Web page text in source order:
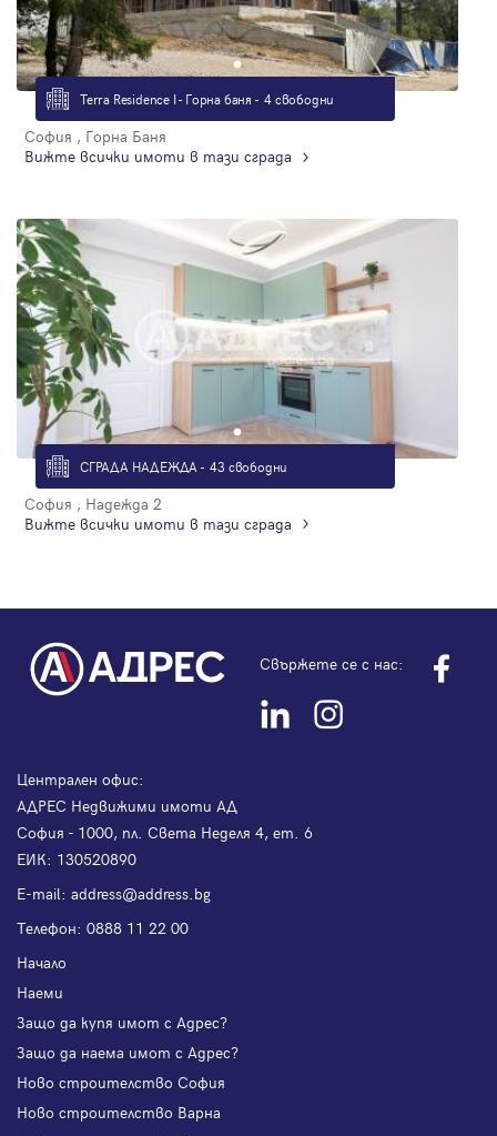
Terra Residence I - Горна баня - 4 свободни
София , Горна Баня
Вижте всички имоти в тази сграда
СГРАДА НАДЕЖДА - 43 свободни
София , Надежда 2
Вижте всички имоти в тази сграда
Свържете се с нас:
Централен офис:
АДРЕС Недвижими имоти АД
София - 1000, пл. Света Неделя 4, ет. 6
ЕИК: 130520890
Е-mail: address@address.bg
Телефон: 0888 11 22 00
Начало
Наеми
Защо да купя имот с Адрес?
Защо да наема имот с Адрес?
Ново строителство София
Ново строителство Варна